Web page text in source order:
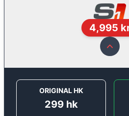
4,995
ORIGINAL HK
299hk